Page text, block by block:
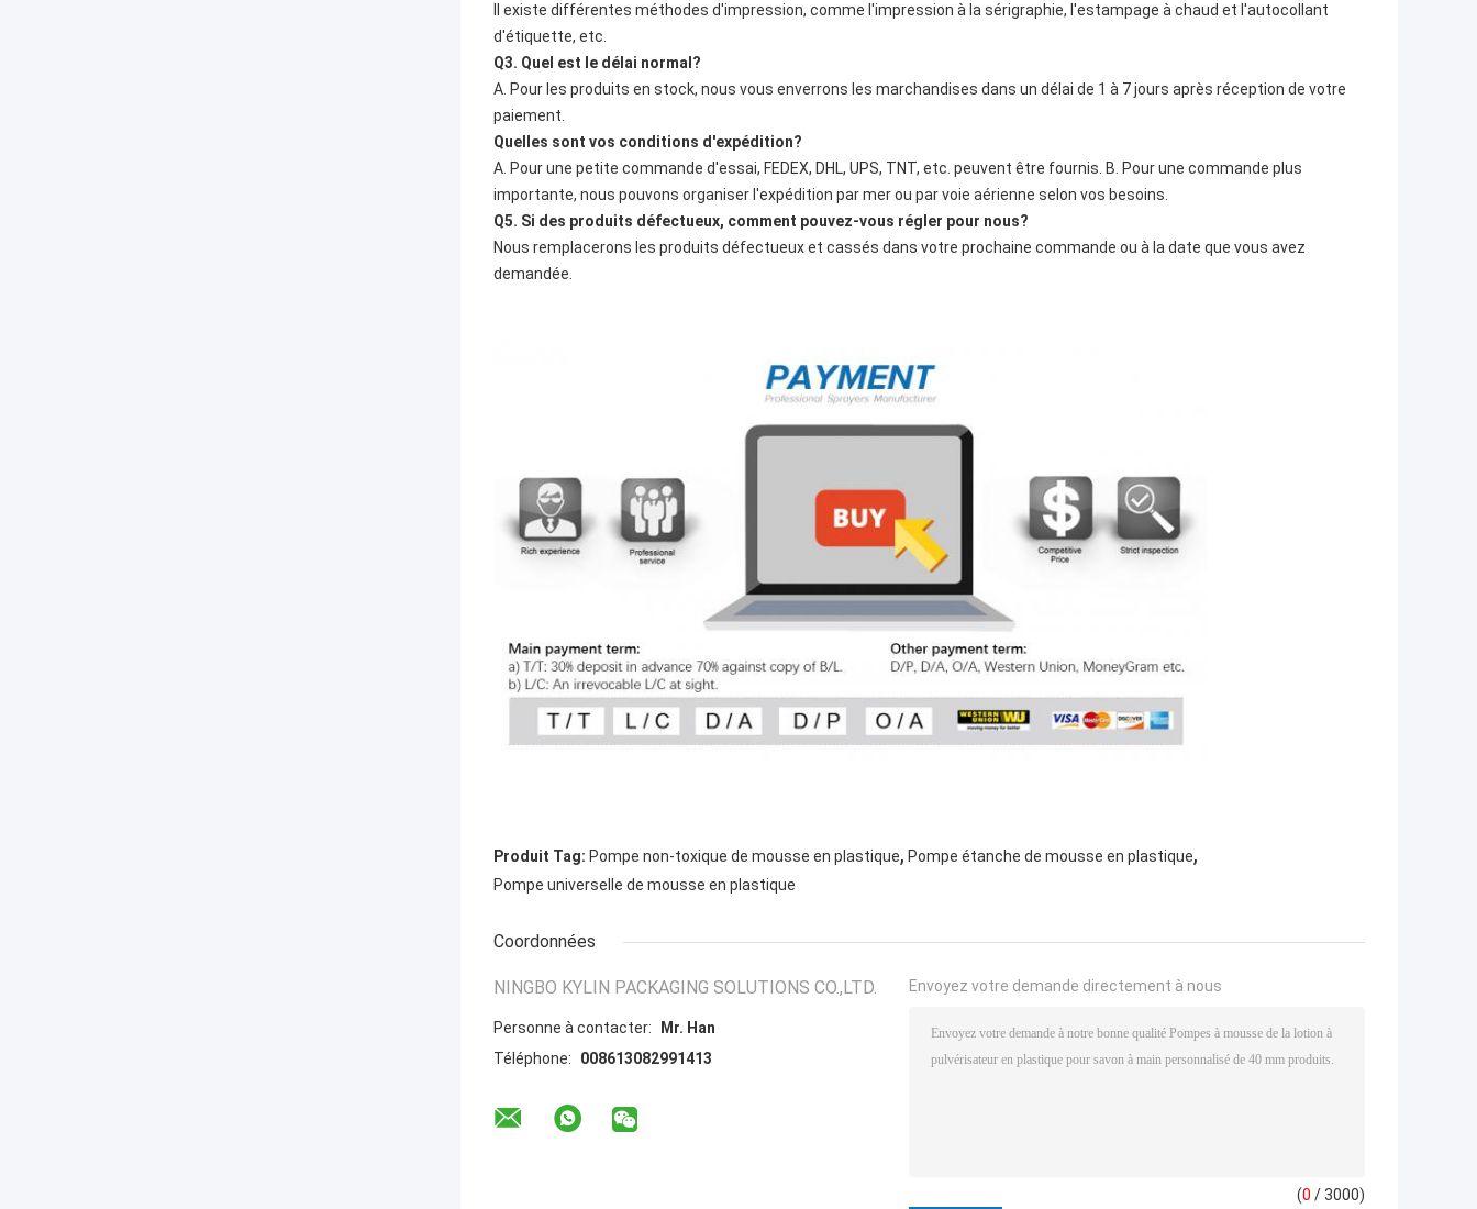
Il existe différentes méthodes d'impression, comme l'impression à la sérigraphie, l'estampage à chaud et l'autocollant
d'étiquette, etc.
Q3. Quel est le délai normal?
A. Pour les produits en stock, nous vous enverrons les marchandises dans un délai de 1 à 7 jours après réception de votre
paiement.
Quelles sont vos conditions d'expédition?
A. Pour une petite commande d'essai, FEDEX, DHL, UPS, TNT, etc. peuvent être fournis. B. Pour une commande plus
importante, nous pouvons organiser l'expédition par mer ou par voie aérienne selon vos besoins.
Q5. Si des produits défectueux, comment pouvez-vous régler pour nous?
Nous remplacerons les produits défectueux et cassés dans votre prochaine commande ou à la date que vous avez
demandée.
Produit Tag: Pompe non-toxique de mousse en plastique, Pompe étanche de mousse en plastique,
Pompe universelle de mousse en plastique
Coordonnées
NINGBO KYLIN PACKAGING SOLUTIONS CO.,LTD.
Personne à contacter:
Mr. Han
Téléphone:
008613082991413
Envoyez votre demande directement à nous
(0 / 3000)